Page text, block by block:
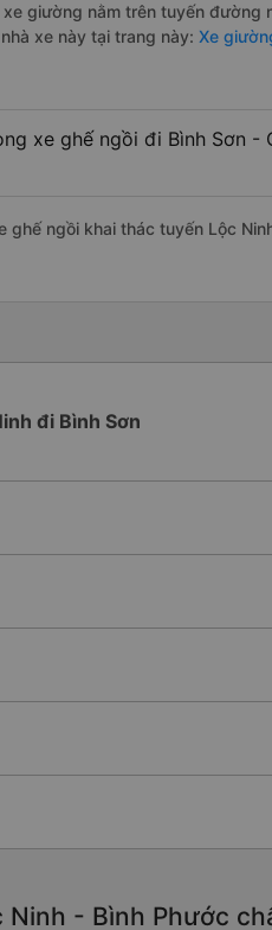
giường nằm trên tuyến đường
xe này tại trang này: Xe
xe ghế ngồi đi Bình Sơn -
ghế ngồi khai thác tuyến Lộc
đi Bình Sơn
Ninh - Bình Phước